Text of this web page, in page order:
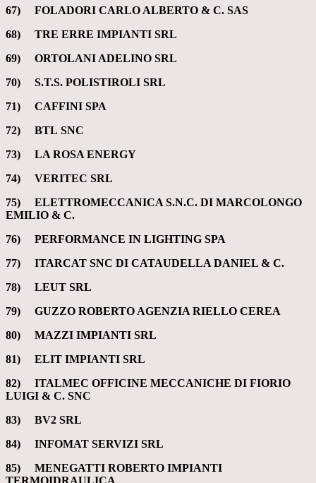
67) FOLADORI CARLO ALBERTO & C. SAS
68) TRE ERRE IMPIANTI SRL
69) ORTOLANI ADELINO SRL
70) S.T.S. POLISTIROLI SRL
71) CAFFINI SPA
72) BTL SNC
73) LA ROSA ENERGY
74) VERITEC SRL
75) ELETTROMECCANICA S.N.C. DI MARCOLONGO
EMILIO & C.
76) PERFORMANCE IN LIGHTING SPA
77) ITARCAT SNC DI CATAUDELLA DANIEL & C.
78) LEUT SRL
79) GUZZO ROBERTO AGENZIA RIELLO CEREA
80) MAZZI IMPIANTI SRL
81) ELIT IMPIANTI SRL
82) ITALMEC OFFICINE MECCANICHE DI FIORIO
LUIGI & C. SNC
83) BV2 SRL
84) INFOMAT SERVIZI SRL
85) MENEGATTI ROBERTO IMPIANTI
TERMOIDRAULICA